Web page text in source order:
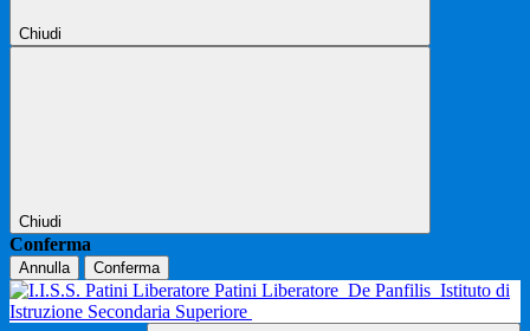
Chiudi
Chiudi
Conferma
Annulla Conferma
Patini Liberatore De Panfilis Istituto di
Istruzione Secondaria Superiore